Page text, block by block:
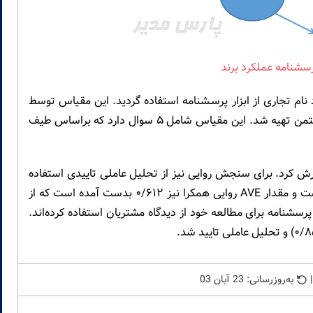
عملکرد برند
تجاری از ابزار پرسـشنامه استفاده گردید. این مقیاس توسط
Punjaisri و همکاران (۲۰۰۹) براساس مطالعه اوریلی و چتمن تهیه شد. این مقیاس شامل ۵ سوال دارد که براساس طیف
آلفای کرونباخ آن را ۹۱۲/۰ گزارش کرد. برای سنجش روایی نیز از تحلیل عاملی تاییدی استفاده
شد. بارعاملی تمامی کویه‌ها بزرگتر از ۰/۶ بدست آمده است و مقدار AVE روایی همکرا نیز ۰/۶۱۲ بدست آمده است که از
همکاران (۲۰۱۴) نیز از همین پرسشنامه برای مطالعه خود از دیدگاه مشتریان استفاده کرده‌اند.
به‌روزرسانی: 23 آبان 03